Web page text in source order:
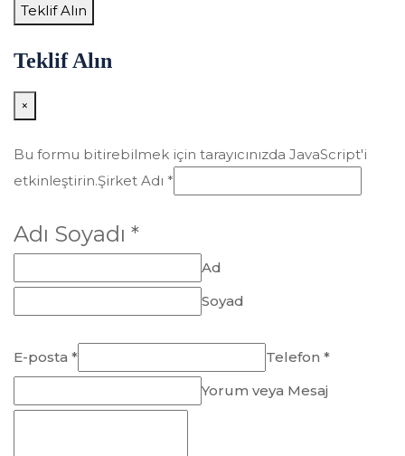
Teklif Alın
Teklif Alın
×
Bu formu bitirebilmek için tarayıcınızda JavaScript'i
etkinleştirin.Şirket Adı *
Adı Soyadı *
Ad
Soyad
E-posta *
Telefon *
Yorum veya Mesaj